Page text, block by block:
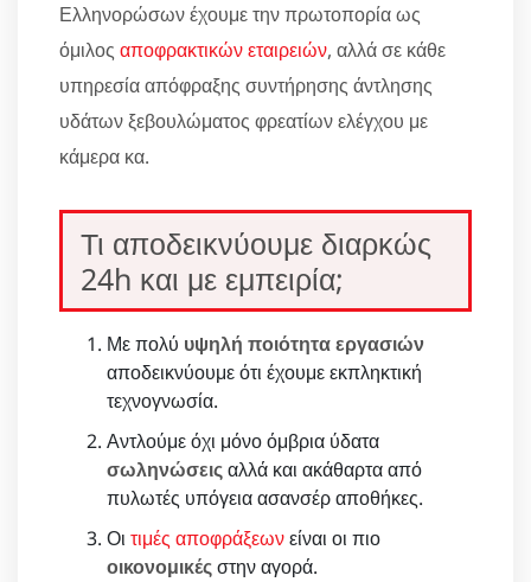
Ελληνορώσων έχουμε την πρωτοπορία ως
όμιλος αποφρακτικών εταιρειών, αλλά σε κάθε
υπηρεσία απόφραξης συντήρησης άντλησης
υδάτων ξεβουλώματος φρεατίων ελέγχου με
κάμερα κα.
Τι αποδεικνύουμε διαρκώς
24h και με εμπειρία;
Με πολύ υψηλή ποιότητα εργασιών
αποδεικνύουμε ότι έχουμε εκπληκτική
τεχνογνωσία.
Αντλούμε όχι μόνο όμβρια ύδατα
σωληνώσειςαλλά και ακάθαρτα από
πυλωτές υπόγεια ασανσέρ αποθήκες.
Οι τιμές αποφράξεωνείναι οι πιο
οικονομικέςστην αγορά.